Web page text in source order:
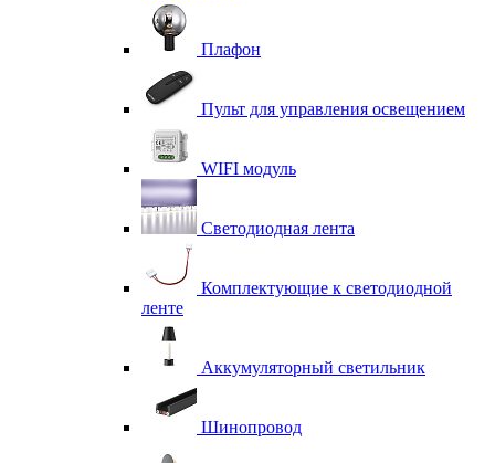
Плафон
Пульт для управления освещением
WIFI модуль
Светодиодная лента
Комплектующие к светодиодной
ленте
Аккумуляторный светильник
Шинопровод